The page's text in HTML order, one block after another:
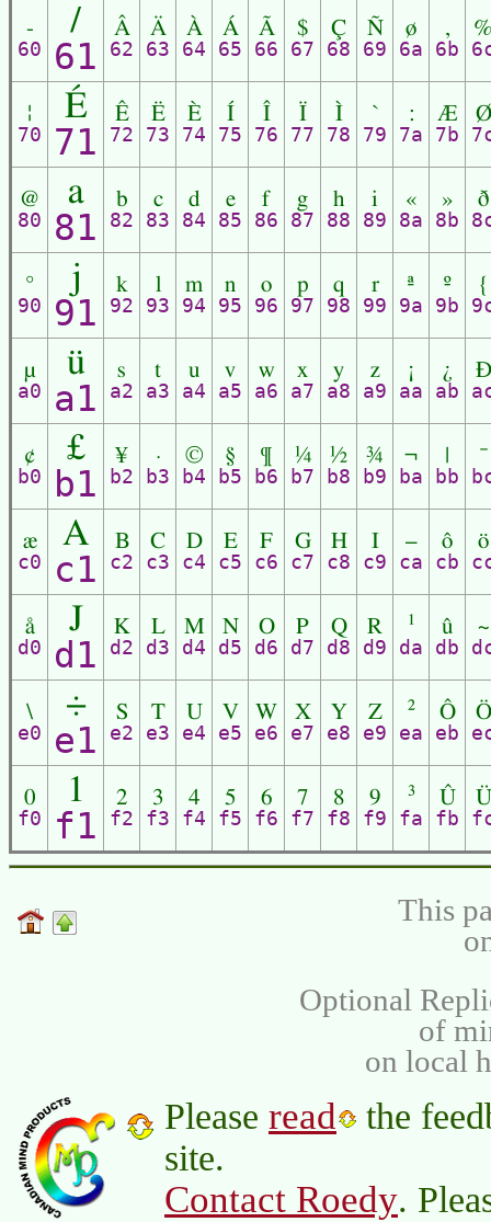
-
60
/
61
Â
62
Ä
63
À
64
Á
65
Ã
66
$
67
Ç
68
Ñ
69
ø
6a
,
6b
¦
70
É
71
Ê
72
Ë
73
È
74
Í
75
Î
76
Ï
77
Ì
78
`
79
:
7a
Æ
7b
Ø
@
80
a
81
b
82
c
83
d
84
e
85
f
86
g
87
h
88
i
89
«
8a
»
8b
ð
°
90
j
91
k
92
l
93
m
94
n
95
o
96
p
97
q
98
r
99
ª
9a
º
9b
{
µ
a0
ü
a1
s
a2
t
a3
u
a4
v
a5
w
a6
x
a7
y
a8
z
a9
¡
aa
¿
ab
Ð
¢
b0
£
b1
¥
b2
·
b3
©
b4
§
b5
¶
b6
¼
b7
½
b8
¾
b9
¬
ba
|
bb
¯
æ
c0
A
c1
B
c2
C
c3
D
c4
E
c5
F
c6
G
c7
H
c8
I
c9
–
ca
ô
cb
ö
å
d0
J
d1
K
d2
L
d3
M
d4
N
d5
O
d6
P
d7
Q
d8
R
d9
¹
da
û
db
~
\
e0
÷
e1
S
e2
T
e3
U
e4
V
e5
W
e6
X
e7
Y
e8
Z
e9
²
ea
Ô
eb
Ö
0
f0
1
f1
2
f2
3
f3
4
f4
5
f5
6
f6
7
f7
8
f8
9
f9
³
fa
Û
fb
Ü
This
Optional
of
on local
Please read
the
site.
Contact Roedy.